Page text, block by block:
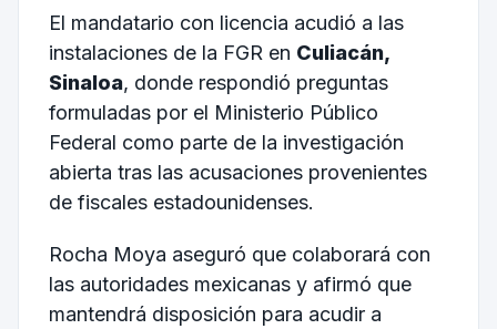
El mandatario con licencia acudió a las
instalaciones de la FGR en Culiacán,
Sinaloa, donde respondió preguntas
formuladas por el Ministerio Público
Federal como parte de la investigación
abierta tras las acusaciones provenientes
de fiscales estadounidenses.
Rocha Moya aseguró que colaborará con
las autoridades mexicanas y afirmó que
mantendrá disposición para acudir a